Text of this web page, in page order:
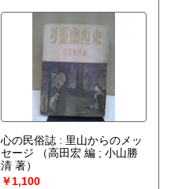
心の民俗誌 : 里山からのメッ
セージ
（高田宏 編 ; 小山勝
清 著）
￥1,100